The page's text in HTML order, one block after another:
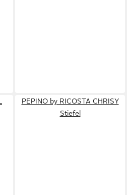
PEPINO by RICOSTA CHRISY
Stiefel